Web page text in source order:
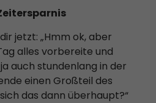
jetzt: „Hmm ok, aber
alles vorbereite und
auch stundenlang in der
einen Großteil des
das dann überhaupt?“